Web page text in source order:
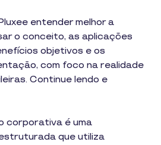
entender melhor a
o conceito, as aplicações
objetivos e os
com foco na realidade
Continue lendo e
corporativa é uma
que utiliza